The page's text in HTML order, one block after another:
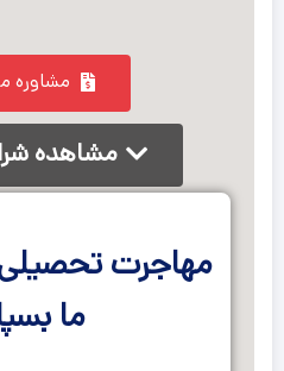
مشاوره
مشاهده
مهاجرت
ما